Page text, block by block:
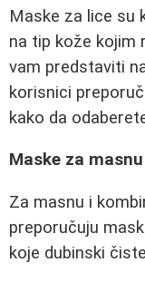
Maske za lice su
na tip kože kojim
vam predstaviti
korisnici
kako da
Maske za
Za masnu i
preporučuju
koje dubinski